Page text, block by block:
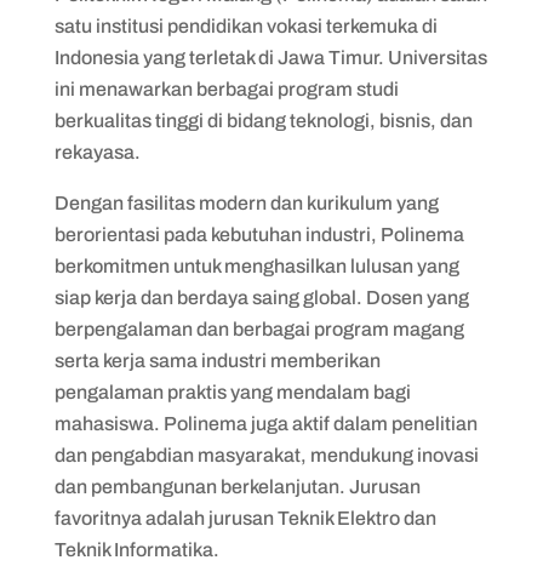
satu institusi pendidikan vokasi terkemuka di
Indonesia yang terletak di Jawa Timur. Universitas
ini menawarkan berbagai program studi
berkualitas tinggi di bidang teknologi, bisnis, dan
rekayasa.
Dengan fasilitas modern dan kurikulum yang
berorientasi pada kebutuhan industri, Polinema
berkomitmen untuk menghasilkan lulusan yang
siap kerja dan berdaya saing global. Dosen yang
berpengalaman dan berbagai program magang
serta kerja sama industri memberikan
pengalaman praktis yang mendalam bagi
mahasiswa. Polinema juga aktif dalam penelitian
dan pengabdian masyarakat, mendukung inovasi
dan pembangunan berkelanjutan. Jurusan
favoritnya adalah jurusan Teknik Elektro dan
Teknik Informatika.